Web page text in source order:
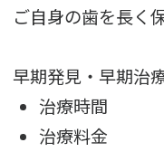
ご自身の歯を長く
早期発見・早期治
治療時間
治療料金